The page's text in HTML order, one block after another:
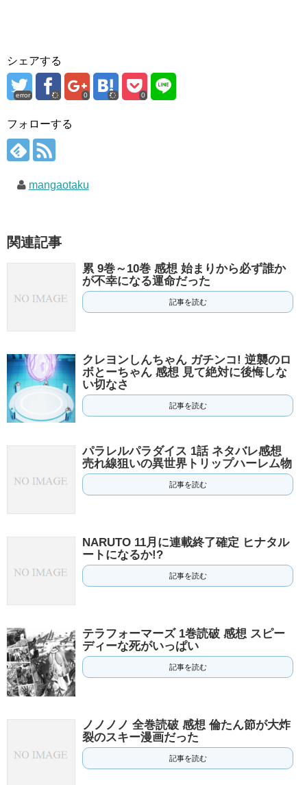
シェアする
error 0 0
フォローする
mangaotaku
関連記事
累 9巻～10巻 感想 始まりから必ず誰か
が不幸になる運命だった
記事を読む
クレヨンしんちゃん ガチンコ! 逆襲のロ
ボとーちゃん 感想 見て絶対に後悔しな
い切なさ
記事を読む
パラレルパラダイス 1話 ネタバレ感想
売れ線狙いの異世界トリップハーレム物
記事を読む
NARUTO 11月に連載終了確定 ヒナタル
ートになるか!?
記事を読む
テラフォーマーズ 1巻読破 感想 スピー
ディーな死がいっぱい
記事を読む
ノノノノ 全巻読破 感想 倫たん節が大炸
裂のスキー漫画だった
記事を読む